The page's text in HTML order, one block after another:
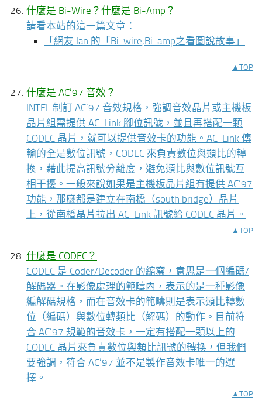
什麼是 Bi-Wire？什麼是 Bi-Amp？
請看本站的這一篇文章：
「 網友 Ian 的「Bi-wire,Bi-amp之看圖說故事」
▲TOP
什麼是 AC’97 音效？
INTEL 制訂 AC’97 音效規格，強調音效晶片或主機板
晶片組需提供 AC-Link 腳位訊號，並且再搭配一顆
CODEC 晶片，就可以提供音效卡的功能。AC-Link 傳
輸的全是數位訊號，CODEC 來負責數位與類比的轉
換，藉此提高訊號分離度，避免類比與數位訊號互
相干擾。一般來說如果是主機板晶片組有提供 AC’97
功能，那麼都是建立在南橋（south bridge）晶片
上，從南橋晶片拉出 AC-Link 訊號給 CODEC 晶片。
▲TOP
什麼是 CODEC？
CODEC 是 Coder/Decoder 的縮寫，意思是一個編碼/
解碼器。在影像處理的範疇內，表示的是一種影像
編解碼規格，而在音效卡的範疇則是表示類比轉數
位（編碼）與數位轉類比（解碼）的動作。目前符
合 AC’97 規範的音效卡，一定有搭配一顆以上的
CODEC 晶片來負責數位與類比訊號的轉換，但我們
要強調，符合 AC’97 並不是製作音效卡唯一的選
擇。
▲TOP